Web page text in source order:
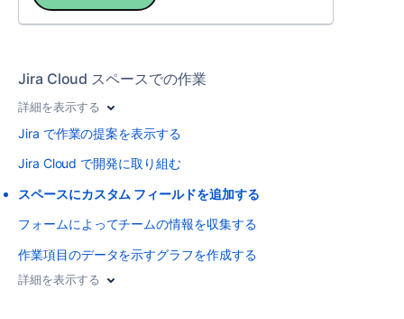
Jira Cloud スペースでの作業
詳細を表示する
Jira で作業の提案を表示する
Jira Cloud で開発に取り組む
スペースにカスタム フィールドを追加する
フォームによってチームの情報を収集する
作業項目のデータを示すグラフを作成する
詳細を表示する